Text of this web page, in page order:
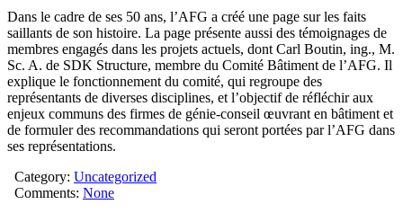
Dans le cadre de ses 50 ans, l’AFG a créé une page sur les faits
saillants de son histoire. La page présente aussi des témoignages de
membres engagés dans les projets actuels, dont Carl Boutin, ing., M.
Sc. A. de SDK Structure, membre du Comité Bâtiment de l’AFG. Il
explique le fonctionnement du comité, qui regroupe des
représentants de diverses disciplines, et l’objectif de réfléchir aux
enjeux communs des firmes de génie-conseil œuvrant en bâtiment et
de formuler des recommandations qui seront portées par l’AFG dans
ses représentations.
Category: Uncategorized
Comments: None